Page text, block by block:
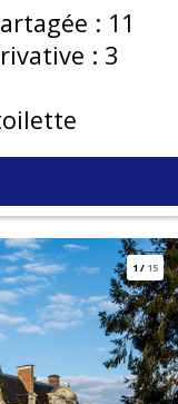
: 11
: 3
1/ 15